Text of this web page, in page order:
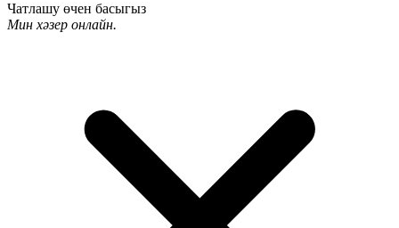
Чатлашу өчен басыгыз
Мин хәзер онлайн.